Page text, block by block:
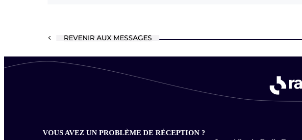
REVENIR AUX MESSAGES
VOUS AVEZ UN PROBLÈME DE RÉCEPTION ?